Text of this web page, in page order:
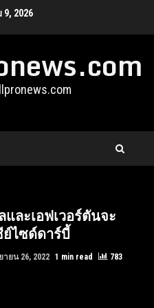
2026
ละเอฟเวอร์ตันจะ
ไซด์ดาร์บี้
ายน 26, 2022 1 min read 783